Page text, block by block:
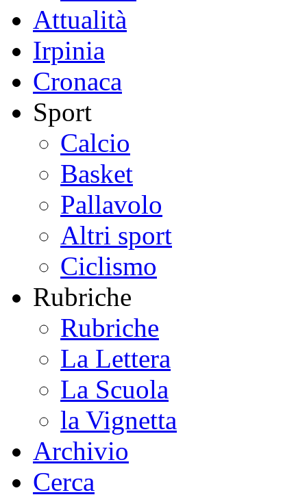
Attualità
Irpinia
Cronaca
Sport
Calcio
Basket
Pallavolo
Altri sport
Ciclismo
Rubriche
Rubriche
La Lettera
La Scuola
la Vignetta
Archivio
Cerca